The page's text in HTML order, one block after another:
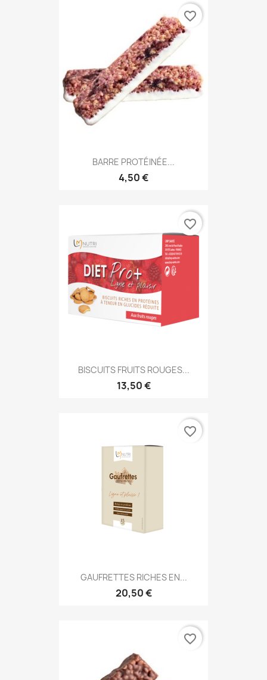
BARRE PROTÉINÉE...
4,50 €
favorite_border
BISCUITS FRUITS ROUGES...
13,50 €
favorite_border
GAUFRETTES RICHES EN...
20,50 €
favorite_border
favorite_border